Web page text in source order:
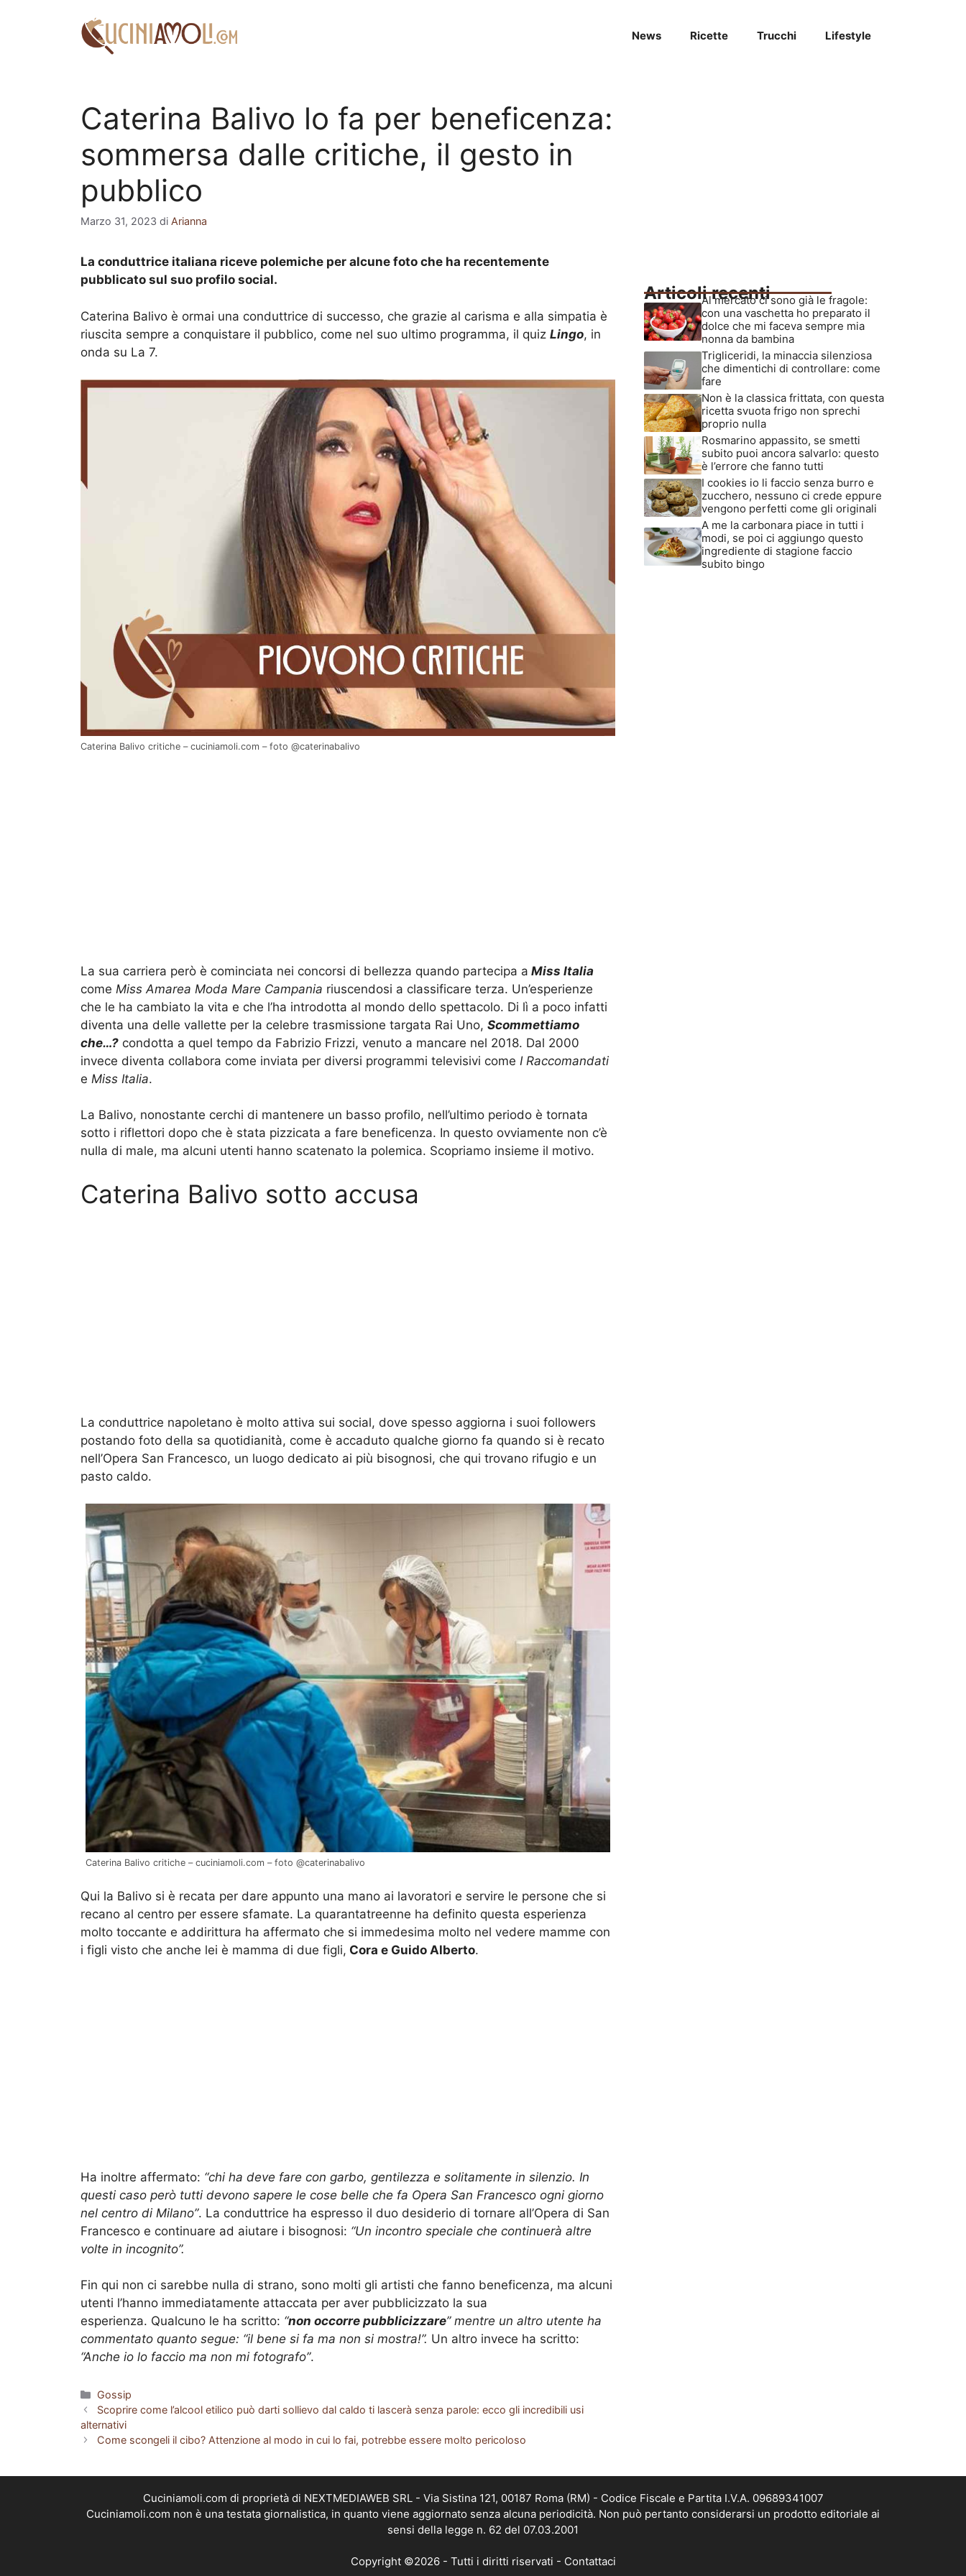
News Ricette Trucchi Lifestyle
Caterina Balivo lo fa per beneficenza:
sommersa dalle critiche, il gesto in
pubblico
Marzo 31, 2023 di Arianna
La conduttrice italiana riceve polemiche per alcune foto che ha recentemente
pubblicato sul suo profilo social.
Caterina Balivo è ormai una conduttrice di successo, che grazie al carisma e alla simpatia è
riuscita sempre a conquistare il pubblico, come nel suo ultimo programma, il quiz Lingo, in
onda su La 7.
Caterina Balivo critiche – cuciniamoli.com – foto @caterinabalivo
La sua carriera però è cominciata nei concorsi di bellezza quando partecipa a Miss Italia
come Miss Amarea Moda Mare Campania riuscendosi a classificare terza. Un’esperienze
che le ha cambiato la vita e che l’ha introdotta al mondo dello spettacolo. Di lì a poco infatti
diventa una delle vallette per la celebre trasmissione targata Rai Uno, Scommettiamo
che…? condotta a quel tempo da Fabrizio Frizzi, venuto a mancare nel 2018. Dal 2000
invece diventa collabora come inviata per diversi programmi televisivi come I Raccomandati
e Miss Italia.
La Balivo, nonostante cerchi di mantenere un basso profilo, nell’ultimo periodo è tornata
sotto i riflettori dopo che è stata pizzicata a fare beneficenza. In questo ovviamente non c’è
nulla di male, ma alcuni utenti hanno scatenato la polemica. Scopriamo insieme il motivo.
Caterina Balivo sotto accusa
La conduttrice napoletano è molto attiva sui social, dove spesso aggiorna i suoi followers
postando foto della sa quotidianità, come è accaduto qualche giorno fa quando si è recato
nell’Opera San Francesco, un luogo dedicato ai più bisognosi, che qui trovano rifugio e un
pasto caldo.
Caterina Balivo critiche – cuciniamoli.com – foto @caterinabalivo
Qui la Balivo si è recata per dare appunto una mano ai lavoratori e servire le persone che si
recano al centro per essere sfamate. La quarantatreenne ha definito questa esperienza
molto toccante e addirittura ha affermato che si immedesima molto nel vedere mamme con
i figli visto che anche lei è mamma di due figli, Cora e Guido Alberto.
Ha inoltre affermato: “chi ha deve fare con garbo, gentilezza e solitamente in silenzio. In
questi caso però tutti devono sapere le cose belle che fa Opera San Francesco ogni giorno
nel centro di Milano”. La conduttrice ha espresso il duo desiderio di tornare all’Opera di San
Francesco e continuare ad aiutare i bisognosi: “Un incontro speciale che continuerà altre
volte in incognito”.
Fin qui non ci sarebbe nulla di strano, sono molti gli artisti che fanno beneficenza, ma alcuni
utenti l’hanno immediatamente attaccata per aver pubblicizzato la sua
esperienza. Qualcuno le ha scritto: “non occorre pubblicizzare” mentre un altro utente ha
commentato quanto segue: “il bene si fa ma non si mostra!”. Un altro invece ha scritto:
“Anche io lo faccio ma non mi fotografo”.
Categorie
Gossip
Scoprire come l’alcool etilico può darti sollievo dal caldo ti lascerà senza parole: ecco gli incredibili usi
alternativi
Come scongeli il cibo? Attenzione al modo in cui lo fai, potrebbe essere molto pericoloso
Articoli recenti
Al mercato ci sono già le fragole:
con una vaschetta ho preparato il
dolce che mi faceva sempre mia
nonna da bambina
Trigliceridi, la minaccia silenziosa
che dimentichi di controllare: come
fare
Non è la classica frittata, con questa
ricetta svuota frigo non sprechi
proprio nulla
Rosmarino appassito, se smetti
subito puoi ancora salvarlo: questo
è l’errore che fanno tutti
I cookies io li faccio senza burro e
zucchero, nessuno ci crede eppure
vengono perfetti come gli originali
A me la carbonara piace in tutti i
modi, se poi ci aggiungo questo
ingrediente di stagione faccio
subito bingo
Cuciniamoli.com di proprietà di NEXTMEDIAWEB SRL - Via Sistina 121, 00187 Roma (RM) - Codice Fiscale e Partita I.V.A. 09689341007
Cuciniamoli.com non è una testata giornalistica, in quanto viene aggiornato senza alcuna periodicità. Non può pertanto considerarsi un prodotto editoriale ai
sensi della legge n. 62 del 07.03.2001
Copyright ©2026 - Tutti i diritti riservati - Contattaci